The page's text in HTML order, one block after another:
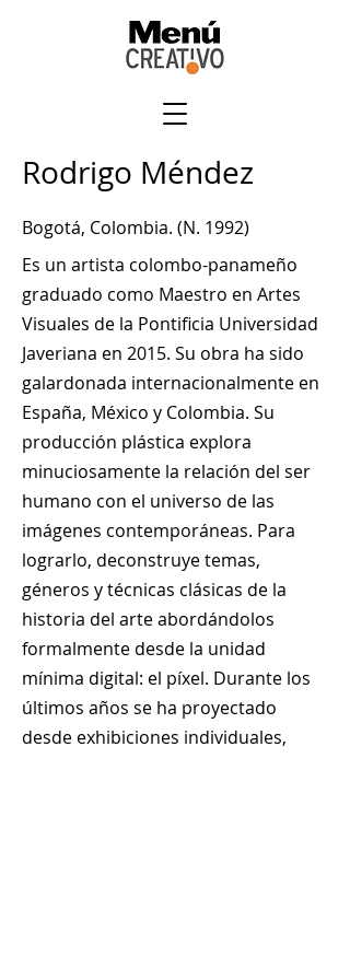
Rodrigo Méndez
Bogotá, Colombia. (N. 1992)
Es un artista colombo-panameño
graduado como Maestro en Artes
Visuales de la Pontificia Universidad
Javeriana en 2015. Su obra ha sido
galardonada internacionalmente en
España, México y Colombia. Su
producción plástica explora
minuciosamente la relación del ser
humano con el universo de las
imágenes contemporáneas. Para
lograrlo, deconstruye temas,
géneros y técnicas clásicas de la
historia del arte abordándolos
formalmente desde la unidad
mínima digital: el píxel. Durante los
últimos años se ha proyectado
desde exhibiciones individuales,